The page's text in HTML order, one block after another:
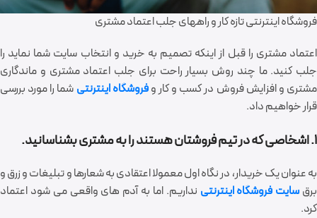
فروشگاه اینترنتی تازه کار و راههای جلب اعتماد مشتری
اعتماد مشتری را قبل از اینکه تصمیم به خرید و انتخاب سایت شما نماید را
جلب کنید. ما چند روش بسیار راحت برای جلب اعتماد مشتری و ماندگاری
مشتری و افزایش فروش در کسب و کار وفروشگاه اینترنتی شما را مورد بررسی
قرار خواهیم داد.
1. اشخاصی که در تیم فروشتان هستند را به مشتری بشناسانید.
به عنوان یک خریدار، در نگاه اول معمولا اعتقادی به شعارها و تبلیغات و زرق و
برق سایت فروشگاه اینترنتی نداریم. اما به آدم های واقعی می شود اعتماد
کرد.